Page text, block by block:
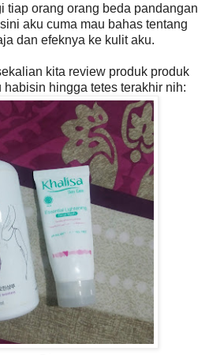
tiap orang orang beda pandangan
aku cuma mau bahas tentang
dan efeknya ke kulit aku.
kita review produk produk
hingga tetes terakhir nih: